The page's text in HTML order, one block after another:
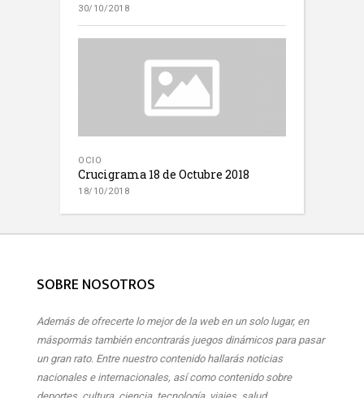
30/10/2018
OCIO
Crucigrama 18 de Octubre 2018
18/10/2018
SOBRE NOSOTROS
Además de ofrecerte lo mejor de la web en un solo lugar, en
máspormás también encontrarás juegos dinámicos para pasar
un gran rato. Entre nuestro contenido hallarás noticias
nacionales e internacionales, así como contenido sobre